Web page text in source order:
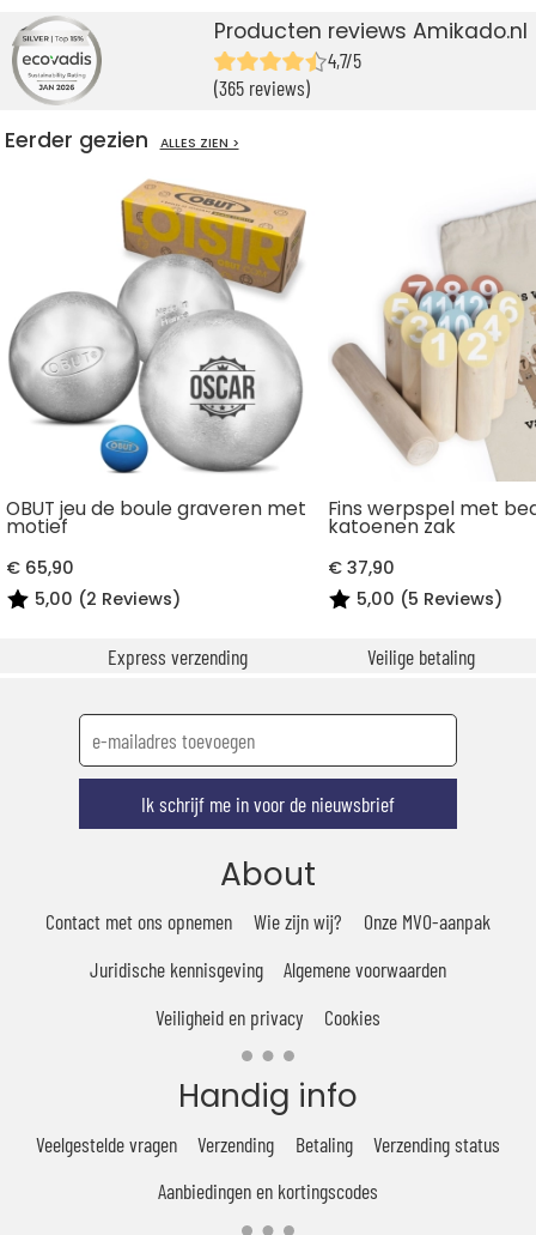
Producten reviews Amikado.nl
4,7/5
(365 reviews)
Eerder gezien ALLES ZIEN >
OBUT jeu de boule graveren met
motief
€ 65,90
5,00 (2 Reviews)
Fins werpspel met
katoenen zak
€ 37,90
5,00 (5 Reviews)
Express verzending Veilige betaling
Ik schrijf me in voor de nieuwsbrief
About
Contact met ons opnemen Wie zijn wij?
Onze MVO-aanpak
Juridische kennisgeving
Algemene voorwaarden
Veiligheid en privacy
Cookies
Handig info
Veelgestelde vragen Verzending Betaling
Verzending status
Aanbiedingen en kortingscodes